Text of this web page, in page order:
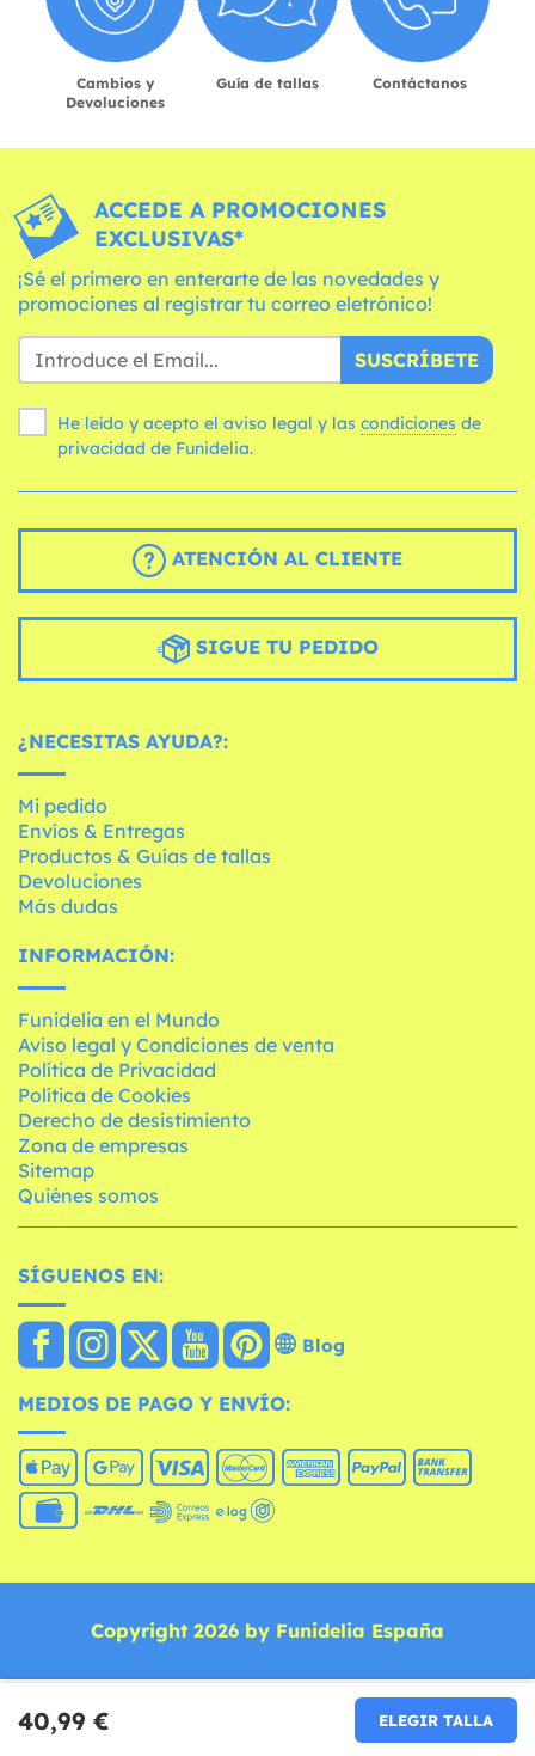
40,99 € ELEGIR TALLA
Cambios y
Devoluciones
Guía de tallas Contáctanos
ACCEDE A PROMOCIONES
EXCLUSIVAS*
¡Sé el primero en enterarte de las novedades y
promociones al registrar tu correo eletrónico!
SUSCRÍBETE
He leído y acepto el aviso legal y las condiciones
privacidad de Funidelia.
ATENCIÓN AL CLIENTE
SIGUE TU PEDIDO
¿NECESITAS AYUDA?:
Mi pedido
Envíos & Entregas
Productos & Guías de tallas
Devoluciones
Más dudas
INFORMACIÓN:
Funidelia en el Mundo
Aviso legal y Condiciones de venta
Política de Privacidad
Política de Cookies
Derecho de desistimiento
Zona de empresas
Sitemap
Quiénes somos
SÍGUENOS EN:
Blog
MEDIOS DE PAGO Y ENVÍO:
Copyright 2026 by Funidelia España